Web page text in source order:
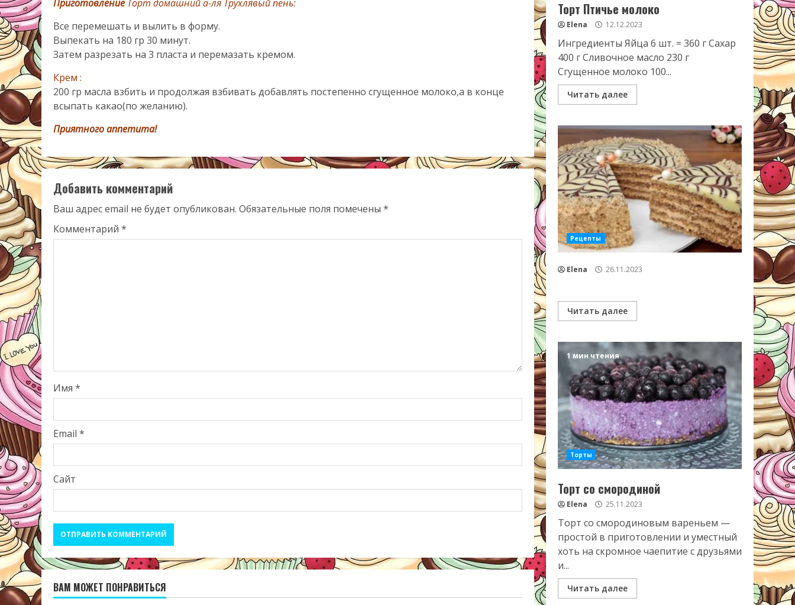
Приготовление Торт домашний а-ля Трухлявый пень:
Все перемешать и вылить в форму.
Выпекать на 180 гр 30 минут.
Затем разрезать на 3 пласта и перемазать кремом.
Крем :
200 гр масла взбить и продолжая взбивать добавлять постепенно сгущенное молоко,а в конце
всыпать какао(по желанию).
Приятного аппетита!
Добавить комментарий
Ваш адрес email не будет опубликован. Обязательные поля помечены *
Комментарий *
Имя *
Email *
Сайт
ВАМ МОЖЕТ ПОНРАВИТЬСЯ
Торт Птичье молоко
Elena 12.12.2023
Ингредиенты Яйца 6 шт. = 360 г Сахар
400 г Сливочное масло 230 г
Сгущенное молоко 100...
Читать далее
Рецепты
Elena 26.11.2023
Читать далее
1 мин чтения
Торты
Торт со смородиной
Elena 25.11.2023
Торт со смородиновым вареньем —
простой в приготовлении и уместный
хоть на скромное чаепитие с друзьями
и...
Читать далее